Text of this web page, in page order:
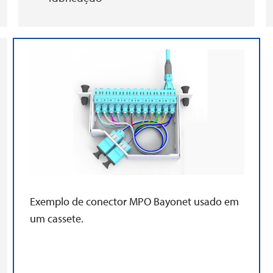
Exemplo de conector MPO Bayonet usado em
um cassete.